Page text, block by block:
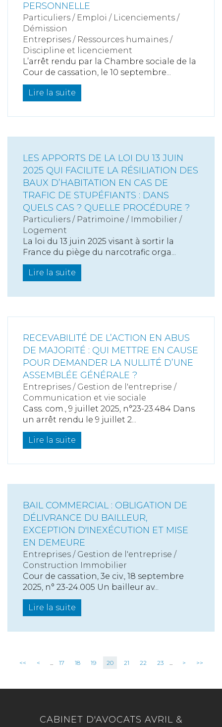
PERSONNELLE
Particuliers / Emploi / Licenciements /
Démission
Entreprises / Ressources humaines /
Discipline et licenciement
L’arrêt rendu par la Chambre sociale de la
Cour de cassation, le 10 septembre...
Lire la suite
LES APPORTS DE LA LOI DU 13 JUIN
2025 QUI FACILITE LA RÉSILIATION DES
BAUX D’HABITATION EN CAS DE
TRAFIC DE STUPÉFIANTS : DANS
QUELS CAS ? QUELLE PROCÉDURE ?
Particuliers / Patrimoine / Immobilier /
Logement
La loi du 13 juin 2025 visant à sortir la
France du piège du narcotrafic orga...
Lire la suite
RECEVABILITÉ DE L’ACTION EN ABUS
DE MAJORITÉ : QUI METTRE EN CAUSE
POUR DEMANDER LA NULLITÉ D’UNE
ASSEMBLÉE GÉNÉRALE ?
Entreprises / Gestion de l'entreprise /
Communication et vie sociale
Cass. com., 9 juillet 2025, n°23-23.484 Dans
un arrêt rendu le 9 juillet 2...
Lire la suite
BAIL COMMERCIAL : OBLIGATION DE
DÉLIVRANCE DU BAILLEUR,
EXCEPTION D'INEXÉCUTION ET MISE
EN DEMEURE
Entreprises / Gestion de l'entreprise /
Construction Immobilier
Cour de cassation, 3e civ., 18 septembre
2025, n° 23-24.005 Un bailleur av...
Lire la suite
<< < ... 17 18 19 20 21 22 23 ... > >>
CABINET D'AVOCATS AVRIL &